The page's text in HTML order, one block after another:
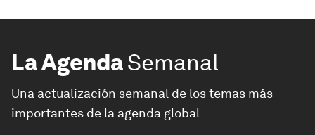
La AgendaSemanal
Una actualización semanal de los temas más
importantes de la agenda global